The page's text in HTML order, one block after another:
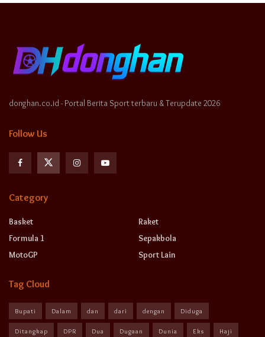
donghan.co.id - Portal Berita Sport terbaru & Terupdate 2026
Follow Us
Category
Basket
Formula 1
MotoGP
Raket
Sepakbola
Sport Lain
Tag Cloud
Bupati Dalam dan dari dengan Diduga
Ditangkap DPR Dua Dugaan Dunia Eks Haji